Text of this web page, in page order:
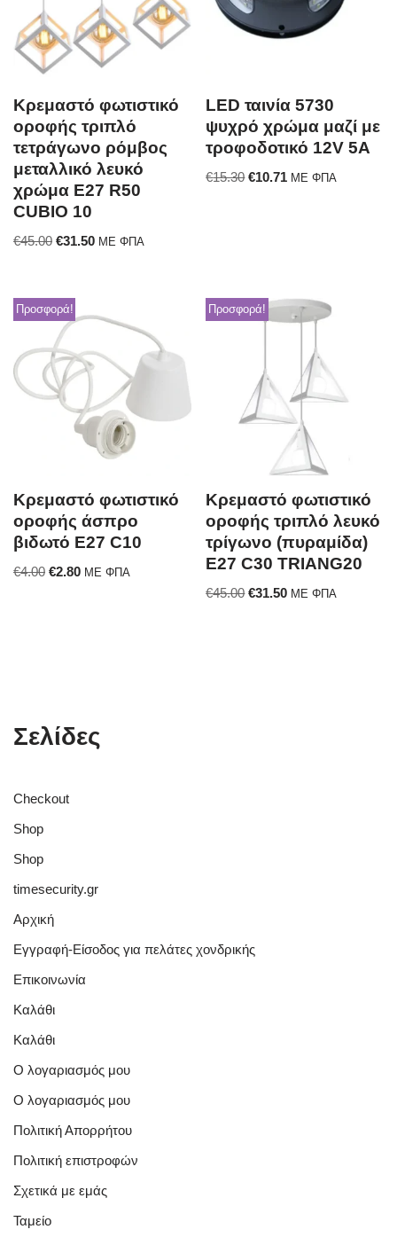
Κρεμαστό φωτιστικό
οροφής τριπλό
τετράγωνο ρόμβος
μεταλλικό λευκό
χρώμα Ε27 R50
CUBIO 10
€45.00 €31.50 ΜΕ ΦΠΑ
LED ταινία 5730
ψυχρό χρώμα μαζί με
τροφοδοτικό 12V 5A
€15.30 €10.71 ΜΕ ΦΠΑ
Προσφορά!
Κρεμαστό φωτιστικό
οροφής άσπρο
βιδωτό E27 C10
€4.00 €2.80 ΜΕ ΦΠΑ
Προσφορά!
Κρεμαστό φωτιστικό
οροφής τριπλό λευκό
τρίγωνο (πυραμίδα)
E27 C30 TRIANG20
€45.00 €31.50 ΜΕ ΦΠΑ
Σελίδες
Checkout
Shop
Shop
timesecurity.gr
Αρχική
Εγγραφή-Είσοδος για πελάτες χονδρικής
Επικοινωνία
Καλάθι
Καλάθι
Ο λογαριασμός μου
Ο λογαριασμός μου
Πολιτική Απορρήτου
Πολιτική επιστροφών
Σχετικά με εμάς
Ταμείο